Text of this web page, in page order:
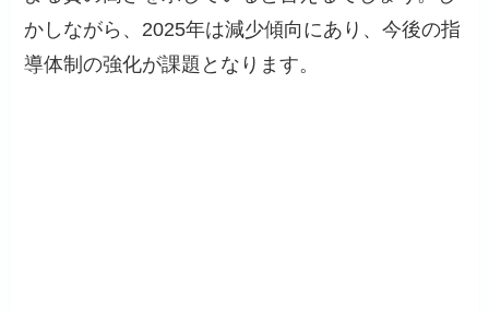
かしながら、2025年は減少傾向にあり、今後の指
導体制の強化が課題となります。